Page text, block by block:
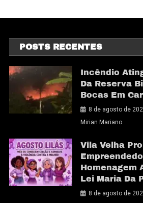
POSTS RECENTES
Incêndio
Da Reserva
Bocas Em
8 de agosto de
Mirian Mariano
Vila Velha
Homenagem
Lei Maria Da
8 de agosto de